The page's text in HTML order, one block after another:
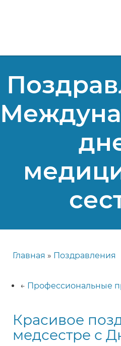
навигации
Главная Поздравления
← Профессиональные
Красивое
медсестре с